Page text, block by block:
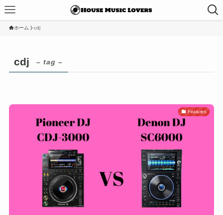
ホーム cdj
cdj – tag –
Features